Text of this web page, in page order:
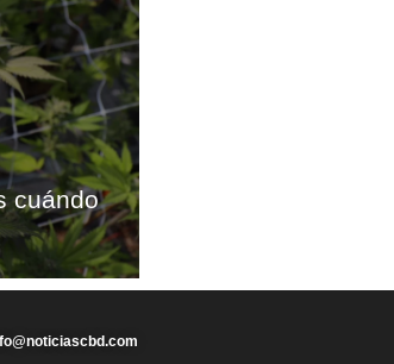
cuándo